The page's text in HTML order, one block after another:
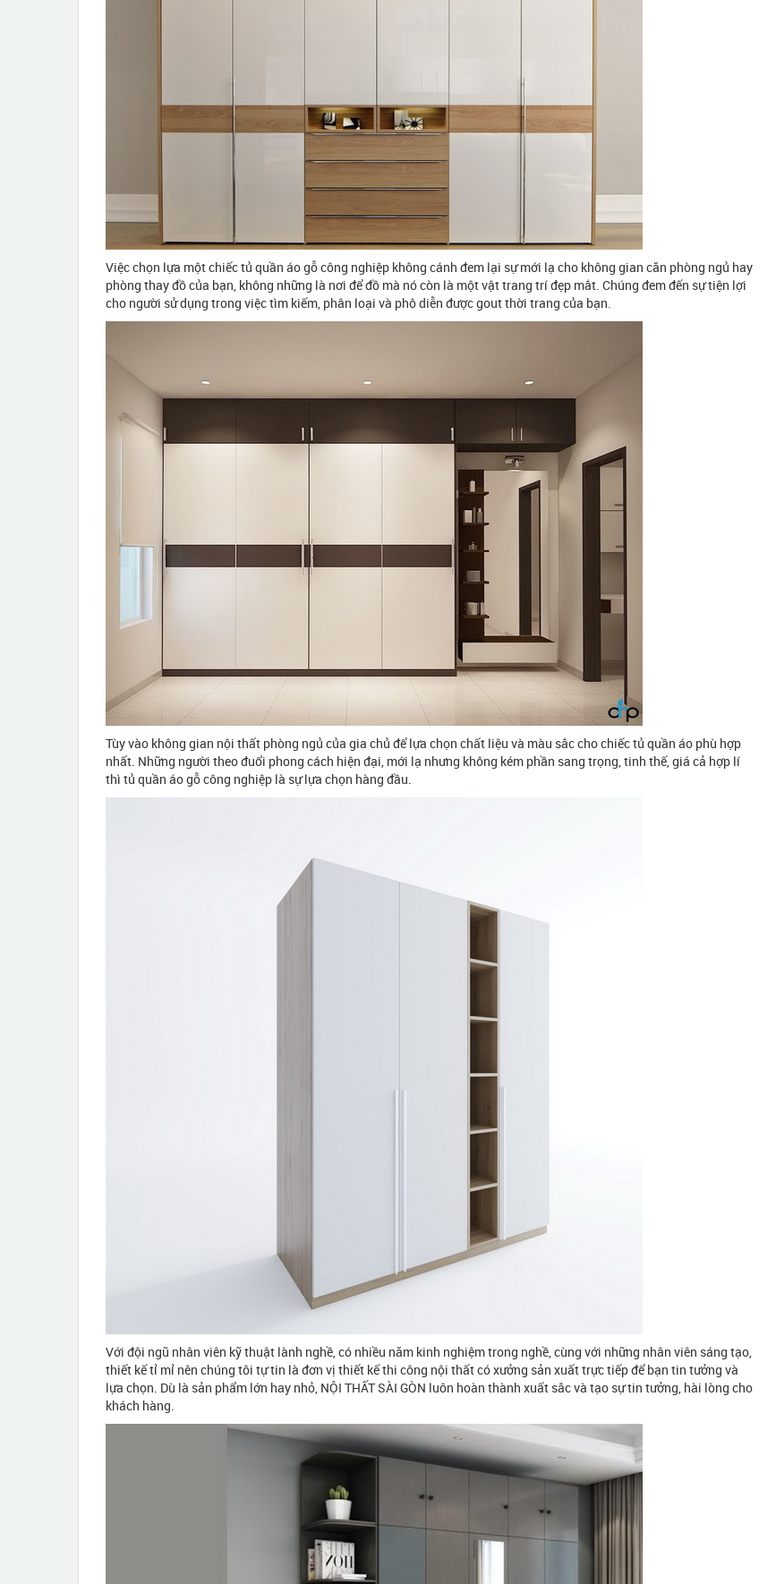
Việc chọn lựa một chiếc tủ quần áo gỗ công nghiệp không cánh đem lại sự mới lạ cho không gian căn phòng ngủ hay
phòng thay đồ của bạn, không những là nơi để đồ mà nó còn là một vật trang trí đẹp mắt. Chúng đem đến sự tiện lợi
cho người sử dụng trong việc tìm kiếm, phân loại và phô diễn được gout thời trang của bạn.
Tùy vào không gian nội thất phòng ngủ của gia chủ để lựa chọn chất liệu và màu sắc cho chiếc tủ quần áo phù hợp
nhất. Những người theo đuổi phong cách hiện đại, mới lạ nhưng không kém phần sang trọng, tinh thế, giá cả hợp lí
thì tủ quần áo gỗ công nghiệp là sự lựa chọn hàng đầu.
Với đội ngũ nhân viên kỹ thuật lành nghề, có nhiều năm kinh nghiệm trong nghề, cùng với những nhân viên sáng tạo,
thiết kế tỉ mỉ nên chúng tôi tự tin là đơn vị thiết kế thi công nội thất có xưởng sản xuất trực tiếp để bạn tin tưởng và
lựa chọn. Dù là sản phẩm lớn hay nhỏ, NỘI THẤT SÀI GÒN luôn hoàn thành xuất sắc và tạo sự tin tưởng, hài lòng cho
khách hàng.